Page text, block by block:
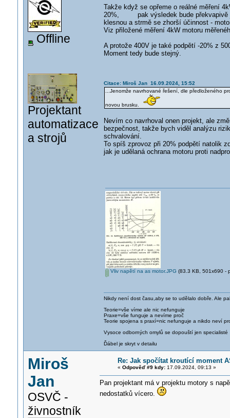
Offline
Projektant
automatizace
a strojů
Takže když se opřeme o reálné měření
20%, pak výsledek bude překvapivě
klesnou a strmě se zhorší účinnost -
Viz přiložené měření 4kW motoru
A protože 400V je také podpětí -20% z
Moment tedy bude stejný.
Citace: Miroš Jan 16.09.2024, 15:52
...Jenomže navrhované řešení, dle předloženého
novou brusku.
Nevím co navrhoval onen projekt, ale
bezpečnost, takže bych viděl analýzu
schvalování.
To spíš zprovoz při 20% podpětí natolik
jak je udělaná ochrana motoru proti
Vliv napětí na as motor.JPG (83.3 KB, 501x690 -
Nikdy není dost času,aby se to udělalo dobře. Ale
Teorie=vše víme ale nic nefunguje
Praxe=vše funguje a nevíme proč
Teorie spojena s praxí=nic nefunguje a nikdo neví
Vysoce odborných omylů se dopouští jen specialisté
Ďábel je skryt v detailu
Miroš
Jan
OSVČ -
živnostník
Re: Jak spočítat kroutící moment
« Odpověď #9 kdy:17.09.2024, 09:13 »
Pan projektant má v projektu motory s
nedostatků vícero.